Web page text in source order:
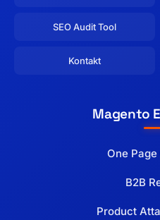
SEO Audit Tool
Kontakt
Magento
One
B2B
Product